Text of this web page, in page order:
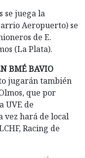
se juega la
Aeropuerto) se
de E.
(La Plata).
BMÉ BAVIO
jugarán también
que por
UVE de
vez hará de local
Racing de